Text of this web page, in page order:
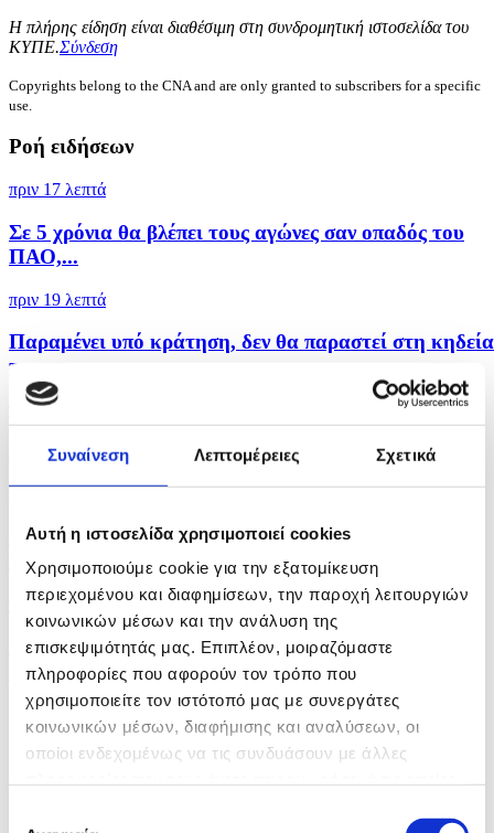
Συναίνεση Λεπτομέρειες Σχετικά
Αυτή η ιστοσελίδα χρησιμοποιεί cookies
Χρησιμοποιούμε cookie για την εξατομίκευση
περιεχομένου και διαφημίσεων, την παροχή λειτουργιών
κοινωνικών μέσων και την ανάλυση της
επισκεψιμότητάς μας. Επιπλέον, μοιραζόμαστε
πληροφορίες που αφορούν τον τρόπο που
χρησιμοποιείτε τον ιστότοπό μας με συνεργάτες
κοινωνικών μέσων, διαφήμισης και αναλύσεων, οι
οποίοι ενδεχομένως να τις συνδυάσουν με άλλες
Η πλήρης είδηση είναι διαθέσιμη στη συνδρομητική ιστοσελίδα του
ΚΥΠΕ.Σύνδεση
Copyrights belong to the CNA and are only granted to subscribers for a specific
use.
Ροή ειδήσεων
πριν 17 λεπτά
Σε 5 χρόνια θα βλέπει τους αγώνες σαν οπαδός του
ΠΑΟ,...
πριν 19 λεπτά
Παραμένει υπό κράτηση, δεν θα παραστεί στη κηδεία
των...
πριν 33 λεπτά
Διαβεβαίωση από ΠτΔ ότι θα υπάρξει και το 2026...
πριν 43 λεπτά
Ανακάλυψη ναυαγίου ρωμαϊκής εποχής με
εκατοντάδες...
πριν μία ώρα
Αποκορύφωμα φαινομένου Περσείδων και έκλειψη
Ηλίου...